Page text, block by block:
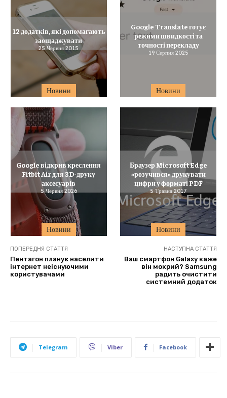
Новини
12 додатків, які допомагають
заощаджувати
25 Червня 2015
Новини
Google Translate готує
режими швидкості та
точності перекладу
19 Серпня 2025
Новини
Google відкрив креслення
Fitbit Air для 3D-друку
аксесуарів
5 Червня 2026
Новини
Браузер Microsoft Edge
«розучився» друкувати
цифри у форматі PDF
5 Травня 2017
ПОПЕРЕДНЯ СТАТТЯ
Пентагон планує населити
інтернет неіснуючими
користувачами
НАСТУПНА СТАТТЯ
Ваш смартфон Galaxy каже
він мокрий? Samsung
радить очистити
системний додаток
Telegram Viber Facebook